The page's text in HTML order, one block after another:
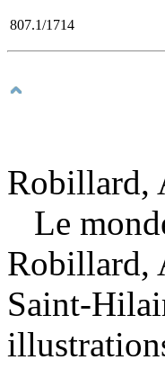
807.1/1714
Robillard,
Le
Robillard,
Saint-